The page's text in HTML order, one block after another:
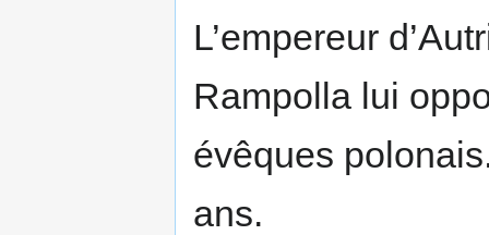
L’empereur
Rampolla lui
évêques
ans.